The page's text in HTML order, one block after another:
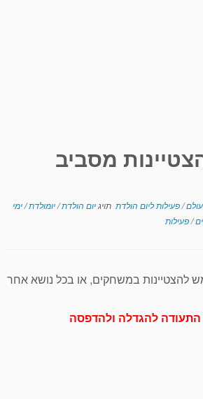
מסביב
/פעילות ליום הולדת תויגיום הולדת/יומולדת/ימי
/פעילות
להצטיינות במשחקים, או בכל נושא אחר
התעודה להגדלה ולהדפסה